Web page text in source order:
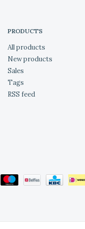
PRODUCTS
All products
New products
Sales
Tags
RSS feed